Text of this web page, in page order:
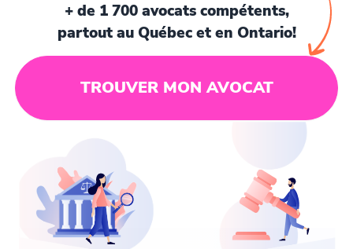
Trouver un avocat
+ de 1 700 avocats compétents,
partout au Québec et en Ontario!
TROUVER MON AVOCAT